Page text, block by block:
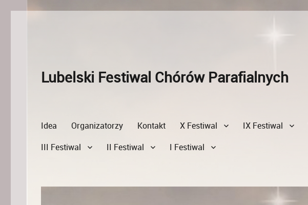
Lubelski Festiwal Chórów Parafialnych
Idea Organizatorzy Kontakt X Festiwal IX Festiwal
III Festiwal
II Festiwal I Festiwal